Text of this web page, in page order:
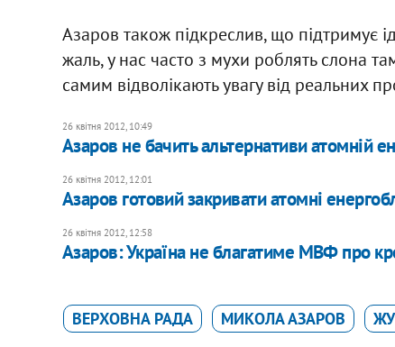
Азаров також підкреслив, що підтримує
жаль, у нас часто з мухи роблять слона
самим відволікають увагу від реальних
26 квітня 2012, 10:49
Азаров не бачить альтернативи атомній
26 квітня 2012, 12:01
Азаров готовий закривати атомні
26 квітня 2012, 12:58
Азаров: Україна не благатиме МВФ про
ВЕРХОВНА РАДА МИКОЛА АЗАРОВ